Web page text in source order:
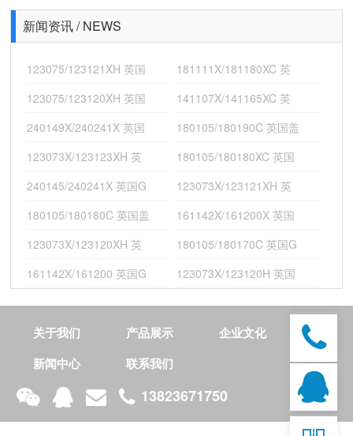
181111X/181180XC 英国GAMET机床轴承;210095/210170G
新闻资讯 / NEWS
123075/123121XH 英国
181111X/181180XC 英
123075/123120XH 英国
141107X/141165XC 英
240149X/240241X 英国
180105/180190C 英国盖
123073X/123123XH 英
180105/180180XC 英国
240145/240241X 英国G
123073X/123121XH 英
180105/180180C 英国盖
161142X/161200X 英国
123073X/123120XH 英
180105/180170C 英国G
161142X/161200 英国G
123073X/123120H 英国
术
开
营
销
推
关于我们 产品展示
企业文化
新闻中心
联系我们
13823671750